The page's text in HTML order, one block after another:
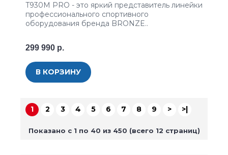
T930M PRO - это яркий представитель линейки
профессионального спортивного
оборудования бренда BRONZE..
299 990 р.
В КОРЗИНУ
1 2 3 4 5 6 7 8 9 > >|
Показано с 1 по 40 из 450 (всего 12 страниц)